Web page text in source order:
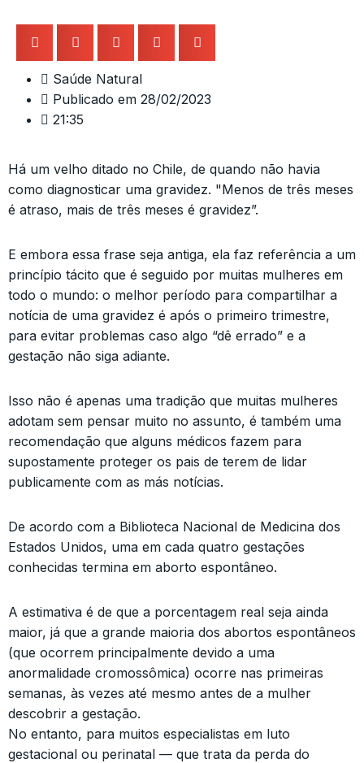
Saúde Natural
Publicado em 28/02/2023
21:35
Há um velho ditado no Chile, de quando não havia
como diagnosticar uma gravidez. "Menos de três meses
é atraso, mais de três meses é gravidez”.
E embora essa frase seja antiga, ela faz referência a um
princípio tácito que é seguido por muitas mulheres em
todo o mundo: o melhor período para compartilhar a
notícia de uma gravidez é após o primeiro trimestre,
para evitar problemas caso algo “dê errado” e a
gestação não siga adiante.
Isso não é apenas uma tradição que muitas mulheres
adotam sem pensar muito no assunto, é também uma
recomendação que alguns médicos fazem para
supostamente proteger os pais de terem de lidar
publicamente com as más notícias.
De acordo com a Biblioteca Nacional de Medicina dos
Estados Unidos, uma em cada quatro gestações
conhecidas termina em aborto espontâneo.
A estimativa é de que a porcentagem real seja ainda
maior, já que a grande maioria dos abortos espontâneos
(que ocorrem principalmente devido a uma
anormalidade cromossômica) ocorre nas primeiras
semanas, às vezes até mesmo antes de a mulher
descobrir a gestação.
No entanto, para muitos especialistas em luto
gestacional ou perinatal — que trata da perda do